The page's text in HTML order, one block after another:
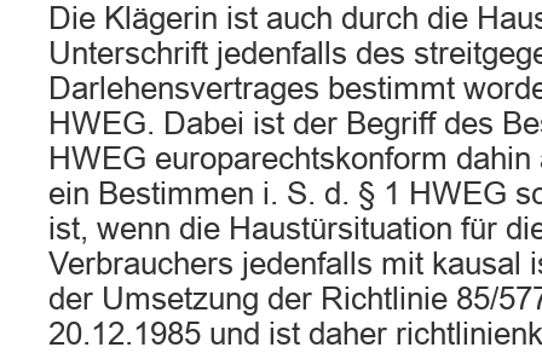
Die Klägerin ist auch durch die
Unterschrift jedenfalls des
Darlehensvertrages bestimmt
HWEG. Dabei ist der Begriff des
HWEG europarechtskonform
ein Bestimmen i. S. d. § 1 HWEG
ist, wenn die Haustürsituation für
Verbrauchers jedenfalls mit kausal
der Umsetzung der Richtlinie 85/
20.12.1985 und ist daher